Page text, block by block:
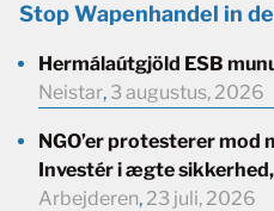
Stop Wapenhandel in
Hermálaútgjöld ESB
Neistar, 3 augustus, 2026
NGO’er protesterer
Investér i ægte
Arbejderen, 23 juli, 2026